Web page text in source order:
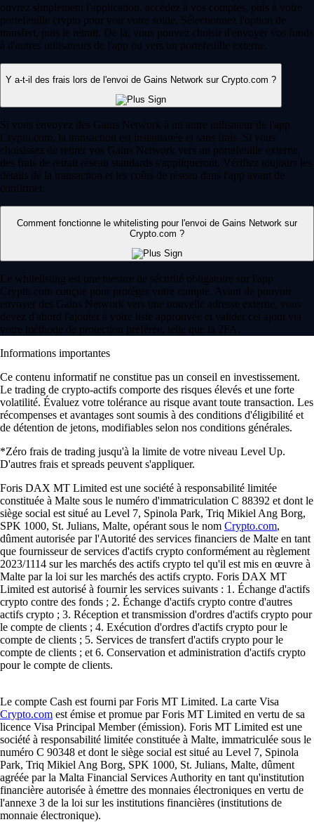
ouvrez simplement l'application, accédez à vos comptes, puis à votre
portefeuille crypto pour voir votre solde. Sélectionnez l'option de
transfert, puis le retrait. De là, vous pouvez choisir d'envoyer vos fonds
à d'autres utilisateurs de l'app ou vers un portefeuille externe.
Y a-t-il des frais lors de l'envoi de Gains Network sur Crypto.com ?
Si vous envoyez des Gains Network à un autre utilisateur de l'app
Crypto.com, la transaction est instantanée et sans frais. Si vous
choisissez de retirer vos Gains Network vers un portefeuille externe,
des frais de retrait réseau standards s'appliqueront. Vérifiez toujours les
détails de la transaction et les coûts de réseau dans l'app avant de
confirmer.
Comment fonctionne le whitelisting pour l'envoi de Gains Network sur
Crypto.com ?
Le whitelisting est une mesure de sécurité obligatoire sur l'app
Crypto.com conçue pour protéger votre compte. Avant de pouvoir
envoyer des Gains Network vers une nouvelle adresse externe, vous
devez d'abord l'ajouter à votre liste approuvée et valider cet ajout via
votre méthode de protection préférée, telle que la 2FA.
Informations importantes
Ce contenu informatif ne constitue pas un conseil en investissement.
Le trading de crypto-actifs comporte des risques élevés et une forte
volatilité. Évaluez votre tolérance au risque avant toute transaction. Les
récompenses et avantages sont soumis à des conditions d'éligibilité et
de détention de jetons, modifiables selon nos conditions générales.
*Zéro frais de trading jusqu'à la limite de votre niveau Level Up.
D'autres frais et spreads peuvent s'appliquer.
Foris DAX MT Limited est une société à responsabilité limitée
constituée à Malte sous le numéro d'immatriculation C 88392 et dont le
siège social est situé au Level 7, Spinola Park, Triq Mikiel Ang Borg,
SPK 1000, St. Julians, Malte, opérant sous le nom Crypto.com,
dûment autorisée par l'Autorité des services financiers de Malte en tant
que fournisseur de services d'actifs crypto conformément au règlement
2023/1114 sur les marchés des actifs crypto tel qu'il est mis en œuvre à
Malte par la loi sur les marchés des actifs crypto. Foris DAX MT
Limited est autorisé à fournir les services suivants : 1. Échange d'actifs
crypto contre des fonds ; 2. Échange d'actifs crypto contre d'autres
actifs crypto ; 3. Réception et transmission d'ordres d'actifs crypto pour
le compte de clients ; 4. Exécution d'ordres d'actifs crypto pour le
compte de clients ; 5. Services de transfert d'actifs crypto pour le
compte de clients ; et 6. Conservation et administration d'actifs crypto
pour le compte de clients.
Le compte Cash est fourni par Foris MT Limited. La carte Visa
Crypto.com est émise et promue par Foris MT Limited en vertu de sa
licence Visa Principal Member (émission). Foris MT Limited est une
société à responsabilité limitée constituée à Malte, immatriculée sous le
numéro C 90348 et dont le siège social est situé au Level 7, Spinola
Park, Triq Mikiel Ang Borg, SPK 1000, St. Julians, Malte, dûment
agréée par la Malta Financial Services Authority en tant qu'institution
financière autorisée à émettre des monnaies électroniques en vertu de
l'annexe 3 de la loi sur les institutions financières (institutions de
monnaie électronique).